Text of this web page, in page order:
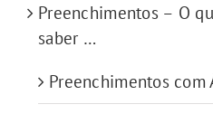
Preenchimentos – O
saber …
Preenchimentos